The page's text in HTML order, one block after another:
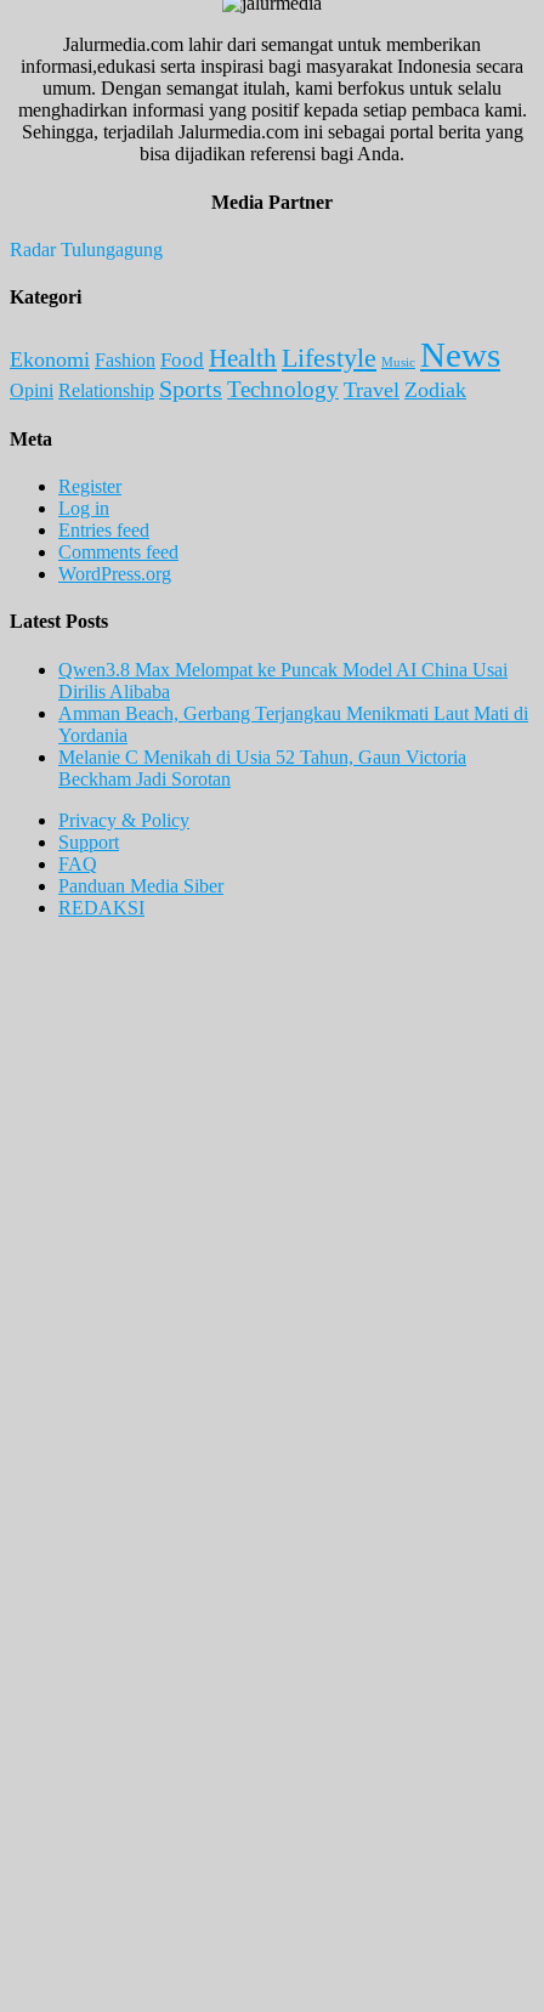
Jalurmedia.com lahir dari semangat untuk memberikan
informasi,edukasi serta inspirasi bagi masyarakat Indonesia secara
umum. Dengan semangat itulah, kami berfokus untuk selalu
menghadirkan informasi yang positif kepada setiap pembaca kami.
Sehingga, terjadilah Jalurmedia.com ini sebagai portal berita yang
bisa dijadikan referensi bagi Anda.
Media Partner
Radar Tulungagung
Kategori
Ekonomi Fashion Food Health Lifestyle Music News
Opini Relationship Sports Technology Travel Zodiak
Meta
Register
Log in
Entries feed
Comments feed
WordPress.org
Latest Posts
Qwen3.8 Max Melompat ke Puncak Model AI China Usai
Dirilis Alibaba
Amman Beach, Gerbang Terjangkau Menikmati Laut Mati di
Yordania
Melanie C Menikah di Usia 52 Tahun, Gaun Victoria
Beckham Jadi Sorotan
Privacy & Policy
Support
FAQ
Panduan Media Siber
REDAKSI